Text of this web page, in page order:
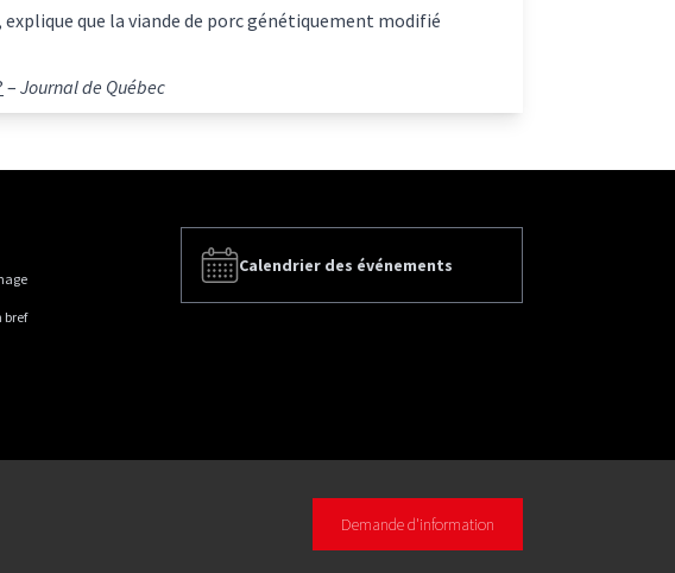
que la viande de porc génétiquement modifié
– Journal de Québec
Calendrier des événements
bref
Demande d'information